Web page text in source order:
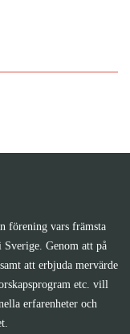
förening vars främsta
Genom att på
att erbjuda mervärde
etc. vill
erfarenheter och